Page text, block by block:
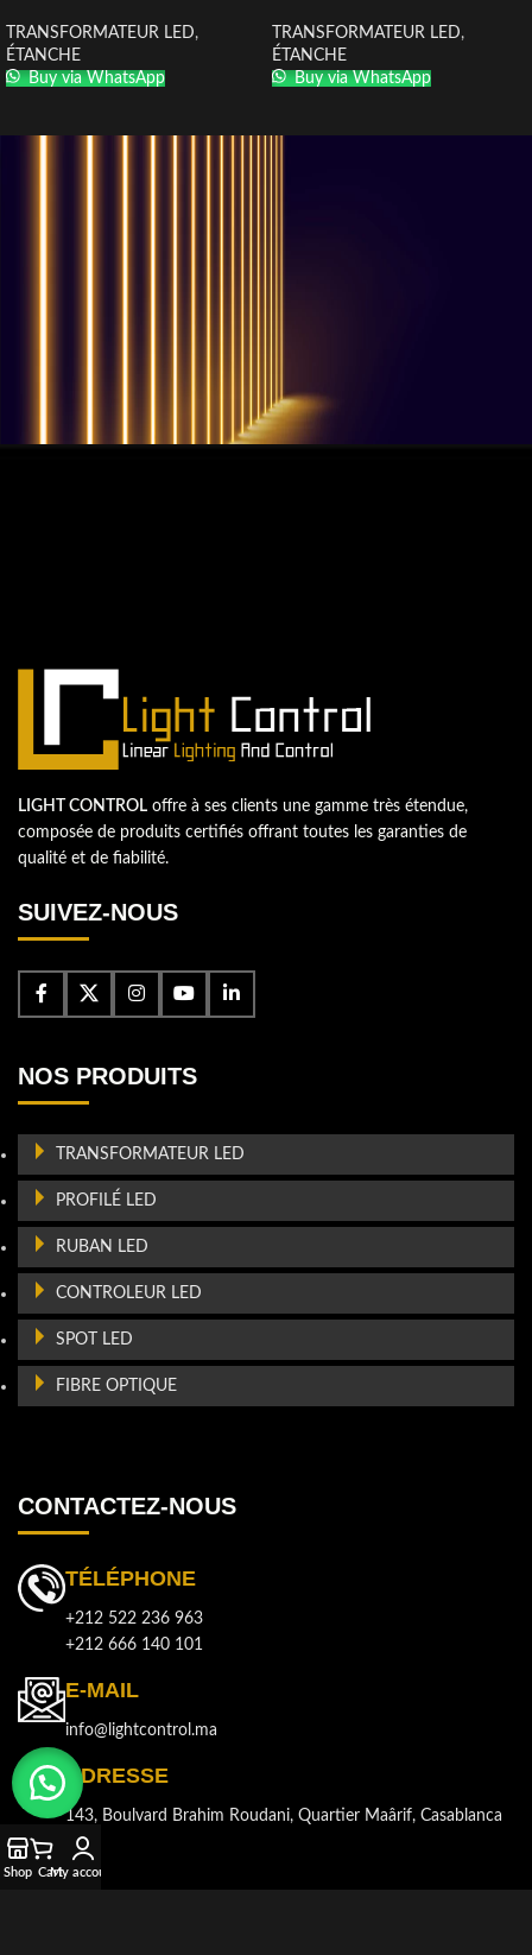
TRANSFORMATEUR LED,
ÉTANCHE
Buy via WhatsApp
TRANSFORMATEUR LED,
ÉTANCHE
Buy via WhatsApp
LIGHT CONTROL offre à ses clients une gamme très étendue,
composée de produits certifiés offrant toutes les garanties de
qualité et de fiabilité.
SUIVEZ-NOUS
NOS PRODUITS
TRANSFORMATEUR LED
PROFILÉ LED
RUBAN LED
CONTROLEUR LED
SPOT LED
FIBRE OPTIQUE
CONTACTEZ-NOUS
TÉLÉPHONE
+212 522 236 963
+212 666 140 101
E-MAIL
info@lightcontrol.ma
ADRESSE
143, Boulvard Brahim Roudani, Quartier Maârif, Casablanca
Shop CartMy account